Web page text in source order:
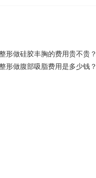
形做硅胶丰胸的费用贵不贵？
形做腹部吸脂费用是多少钱？